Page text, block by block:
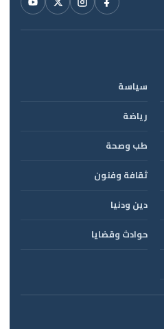
سياسة
رياضة
طب وصحة
ثقافة وفنون
دين ودنيا
حوادث وقضايا